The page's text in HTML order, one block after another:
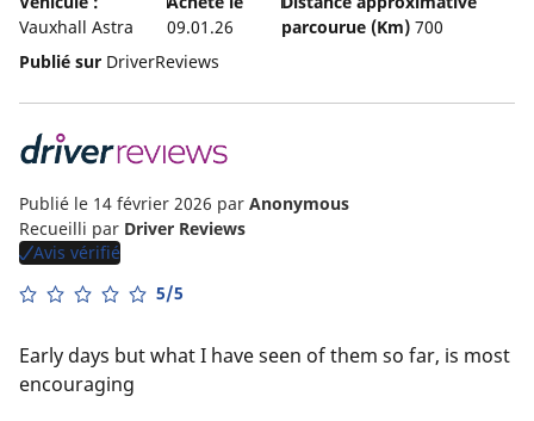
Vauxhall Astra
09.01.26
parcourue (Km)700
Publié sur DriverReviews
Publié le 14 février 2026 par Anonymous
Recueilli par Driver Reviews
Avis vérifié
5/5
Early days but what I have seen of them so far, is most
encouraging